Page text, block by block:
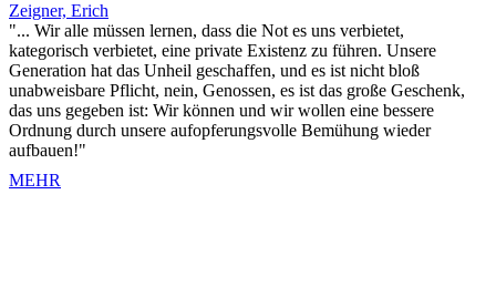
Zeigner, Erich
"... Wir alle müssen lernen, dass die Not es uns verbietet,
kategorisch verbietet, eine private Existenz zu führen. Unsere
Generation hat das Unheil geschaffen, und es ist nicht bloß
unabweisbare Pflicht, nein, Genossen, es ist das große Geschenk,
das uns gegeben ist: Wir können und wir wollen eine bessere
Ordnung durch unsere aufopferungsvolle Bemühung wieder
aufbauen!"
MEHR